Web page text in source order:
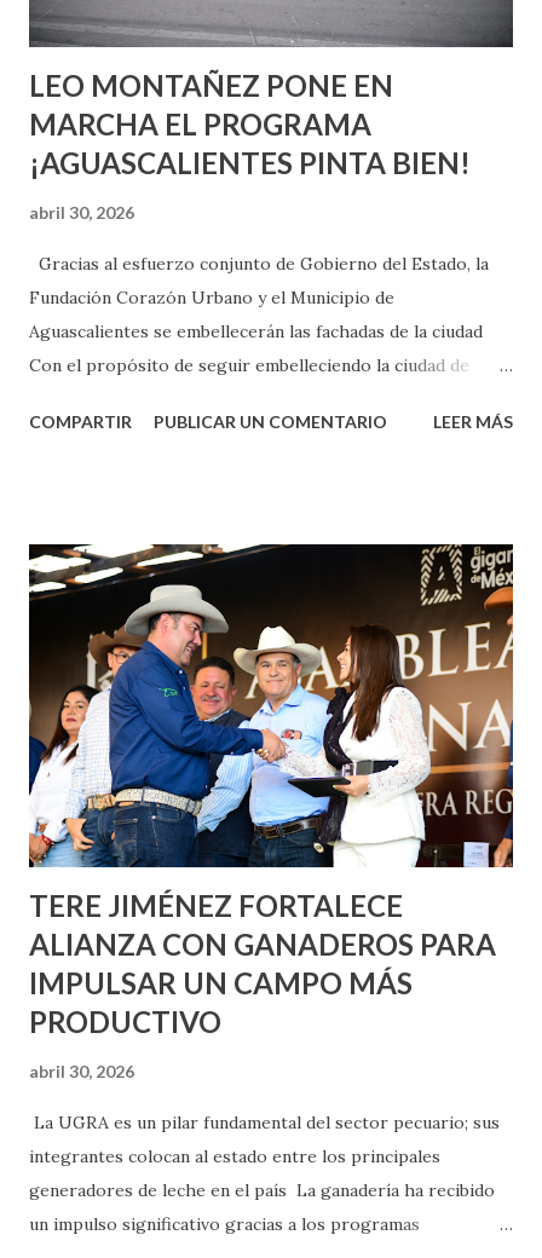
son suficientemen...
LEO MONTAÑEZ PONE EN
MARCHA EL PROGRAMA
¡AGUASCALIENTES PINTA BIEN!
abril 30, 2026
Gracias al esfuerzo conjunto de Gobierno del Estado, la
Fundación Corazón Urbano y el Municipio de
Aguascalientes se embellecerán las fachadas de la ciudad
Con el propósito de seguir embelleciendo la ciudad de
municipal, Leo Montañez dio inicio al programa
Corazón Urbano y el Municipio capital. Leo Montañez
informó que en este programa se usarán cerca de 90 mil
metros cuadrados de pintura, para dar inicio en la calle
Nieto, entre Jesús F. Elizondo y la calle 22 de Octubre, con
lo que se aplicará pintura en 66 casas. Posteriormente se
llevará este programa a Villas de Nuestra Señora de la
Asunción, Avenida Alameda y Decreto 27 de Septiembre, en
los edificios FOVISSSTE Ojo de Agua, en la comunidad
Norias de Paso Hondo y en los edificios de...
COMPARTIR PUBLICAR UN COMENTARIO LEER MÁS
TERE JIMÉNEZ FORTALECE
ALIANZA CON GANADEROS PARA
IMPULSAR UN CAMPO MÁS
PRODUCTIVO
abril 30, 2026
La UGRA es un pilar fundamental del sector pecuario; sus
integrantes colocan al estado entre los principales
generadores de leche en el país La ganadería ha recibido
un impulso significativo gracias a los programas